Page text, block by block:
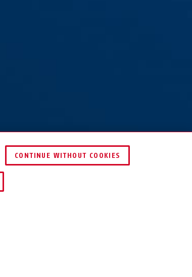
COMPARER
CONTINUE WITHOUT COOKIES